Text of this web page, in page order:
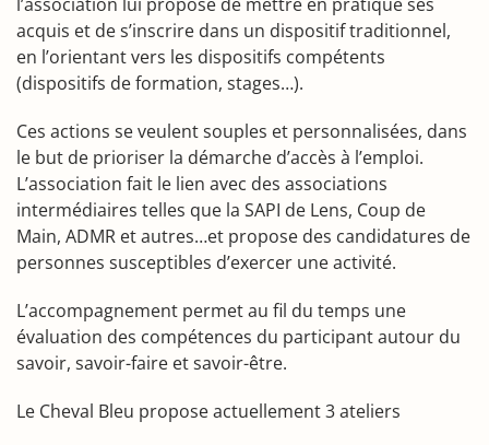
acquis et de s’inscrire dans un dispositif traditionnel,
en l’orientant vers les dispositifs compétents
(dispositifs de formation, stages…).
Ces actions se veulent souples et personnalisées, dans
le but de prioriser la démarche d’accès à l’emploi.
L’association fait le lien avec des associations
intermédiaires telles que la SAPI de Lens, Coup de
Main, ADMR et autres…et propose des candidatures de
personnes susceptibles d’exercer une activité.
L’accompagnement permet au fil du temps une
évaluation des compétences du participant autour du
savoir, savoir-faire et savoir-être.
Le Cheval Bleu propose actuellement 3 ateliers